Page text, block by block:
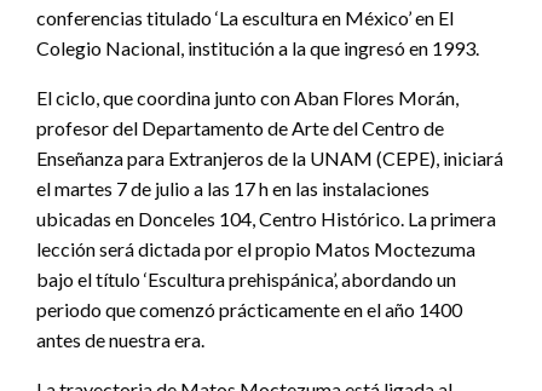
conferencias titulado ‘La escultura en México’ en El
Colegio Nacional, institución a la que ingresó en 1993.
El ciclo, que coordina junto con Aban Flores Morán,
profesor del Departamento de Arte del Centro de
Enseñanza para Extranjeros de la UNAM (CEPE), iniciará
el martes 7 de julio a las 17 h en las instalaciones
ubicadas en Donceles 104, Centro Histórico. La primera
lección será dictada por el propio Matos Moctezuma
bajo el título ‘Escultura prehispánica’, abordando un
periodo que comenzó prácticamente en el año 1400
antes de nuestra era.